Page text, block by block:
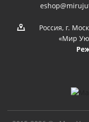
Россия, г.
«Мир